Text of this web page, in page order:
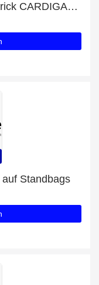
Erhalten Sie 24% Rabatt auf Strick CARDIGAN | offwhite
Standbags